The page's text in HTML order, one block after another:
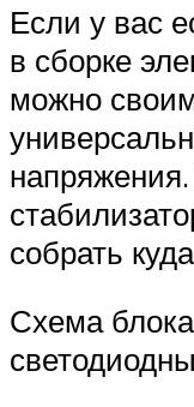
Если у вас
в сборке
можно
собрать
Схема